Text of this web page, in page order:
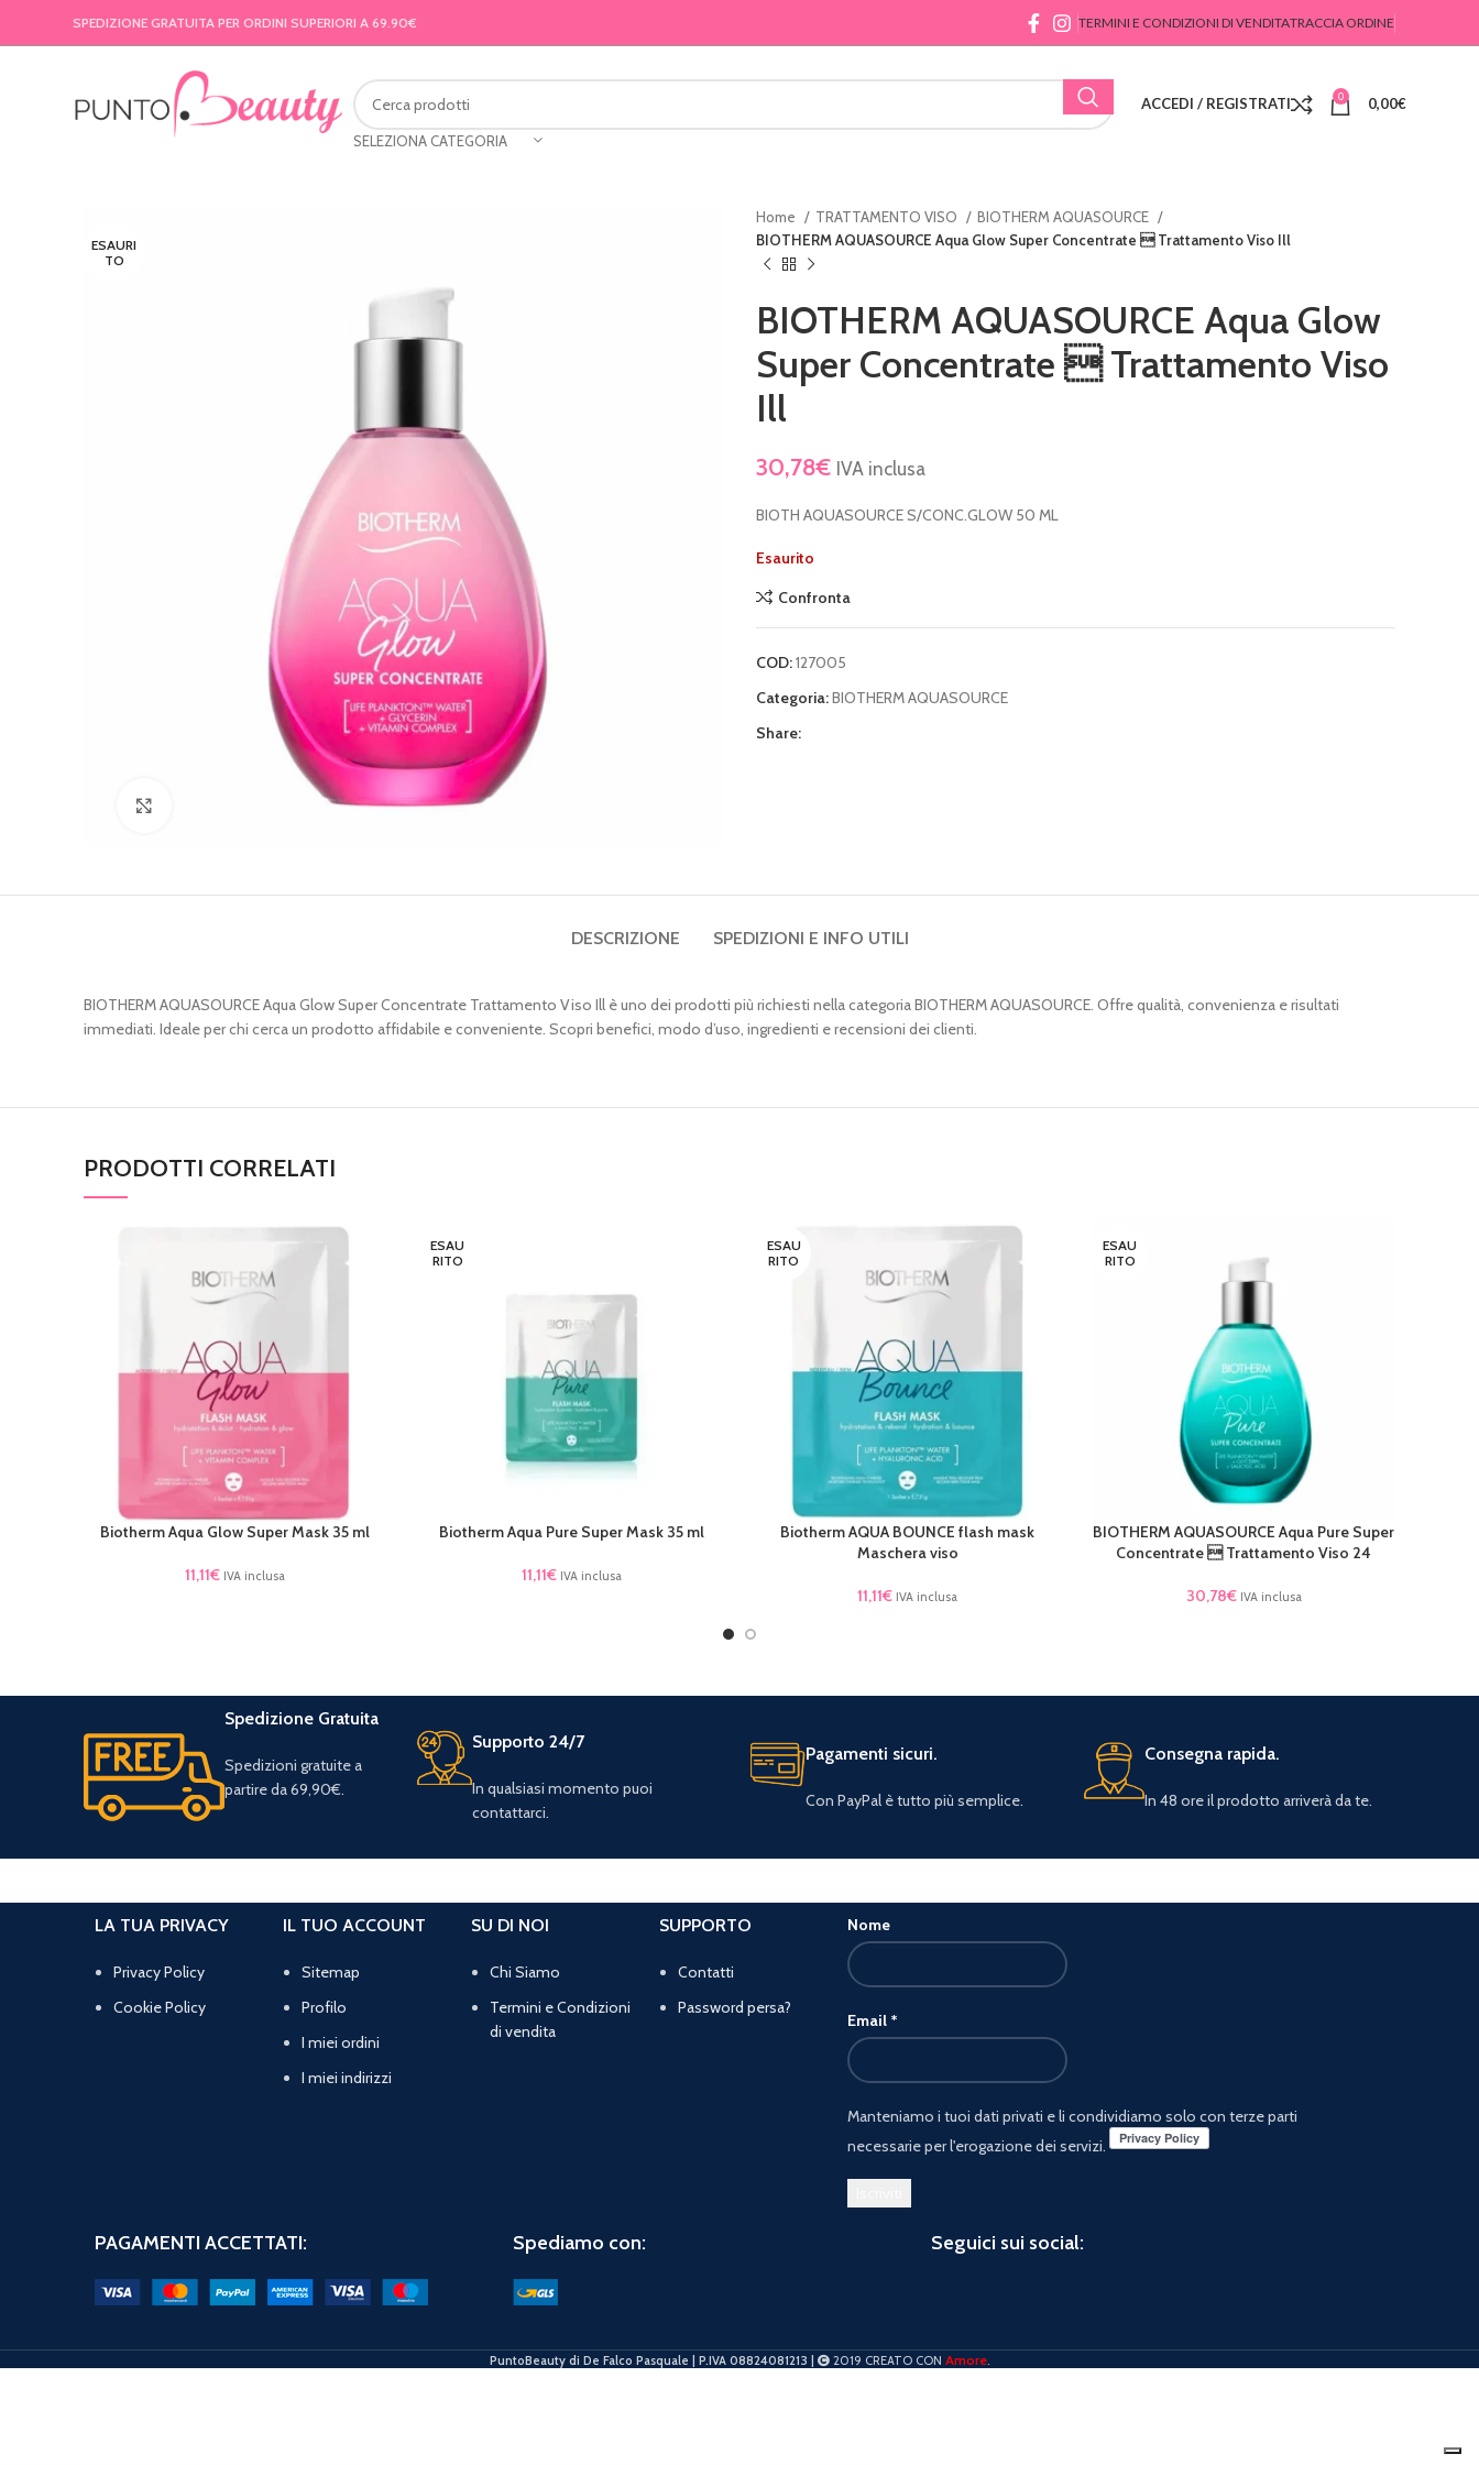
SPEDIZIONE GRATUITA PER ORDINI SUPERIORI A 69.90€ TERMINI E CONDIZIONI DI VENDITATRACCIA ORDINE
SELEZIONA CATEGORIA
ACCEDI / REGISTRATI 0 0,00€
ESAURI
TO
Home TRATTAMENTO VISO
BIOTHERM AQUASOURCE
BIOTHERM AQUASOURCE Aqua Glow Super Concentrate  Trattamento Viso Ill
BIOTHERM AQUASOURCE Aqua Glow
Super Concentrate  Trattamento Viso
Ill
30,78€ IVA inclusa
BIOTH AQUASOURCE S/CONC.GLOW 50 ML
Esaurito
Confronta
COD:127005
Categoria:BIOTHERM AQUASOURCE
Share:
DESCRIZIONE SPEDIZIONI E INFO UTILI
BIOTHERM AQUASOURCE Aqua Glow Super Concentrate Trattamento Viso Ill è uno dei prodotti più richiesti nella categoria BIOTHERM AQUASOURCE. Offre qualità, convenienza e risultati
immediati. Ideale per chi cerca un prodotto affidabile e conveniente. Scopri benefici, modo d’uso, ingredienti e recensioni dei clienti.
PRODOTTI CORRELATI
AGGIUNGI AL CARRELLO
Biotherm Aqua Glow Super Mask 35 ml
11,11€ IVA inclusa
ESAU
RITO
LEGGI TUTTO
Biotherm Aqua Pure Super Mask 35 ml
11,11€ IVA inclusa
ESAU
RITO
LEGGI TUTTO
Biotherm AQUA BOUNCE flash mask
Maschera viso
11,11€ IVA inclusa
ESAU
RITO
LEGGI TUTTO
BIOTHERM AQUASOURCE Aqua Pure Super
Concentrate  Trattamento Viso 24
30,78€ IVA inclusa
Spedizione Gratuita
Spedizioni gratuite a
partire da 69,90€.
Supporto 24/7
In qualsiasi momento puoi
contattarci.
Pagamenti sicuri.
Con PayPal è tutto più semplice.
Consegna rapida.
In 48 ore il prodotto arriverà da te.
LA TUA PRIVACY
Privacy Policy
Cookie Policy
IL TUO ACCOUNT
Sitemap
Profilo
I miei ordini
I miei indirizzi
SU DI NOI
Chi Siamo
Termini e Condizioni
di vendita
SUPPORTO
Contatti
Password persa?
Nome
Email *
Manteniamo i tuoi dati privati e li condividiamo solo con terze parti
necessarie per l'erogazione dei servizi.
PAGAMENTI ACCETTATI: Spediamo con: Seguici sui social:
PuntoBeauty di De Falco Pasquale | P.IVA 08824081213 | 2019 CREATO CON Amore.